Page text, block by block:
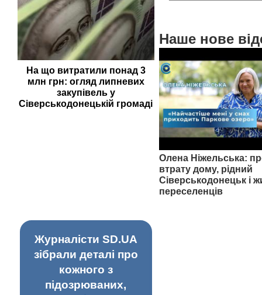
На що витратили понад 3
млн грн: огляд липневих
закупівель у
Сіверськодонецькій громаді
Наше нове
Олена Ніжельська:
втрату дому, рідний
Сіверськодонецьк і
переселенців
Журналісти SD.UA
зібрали деталі про
кожного з
підозрюваних,